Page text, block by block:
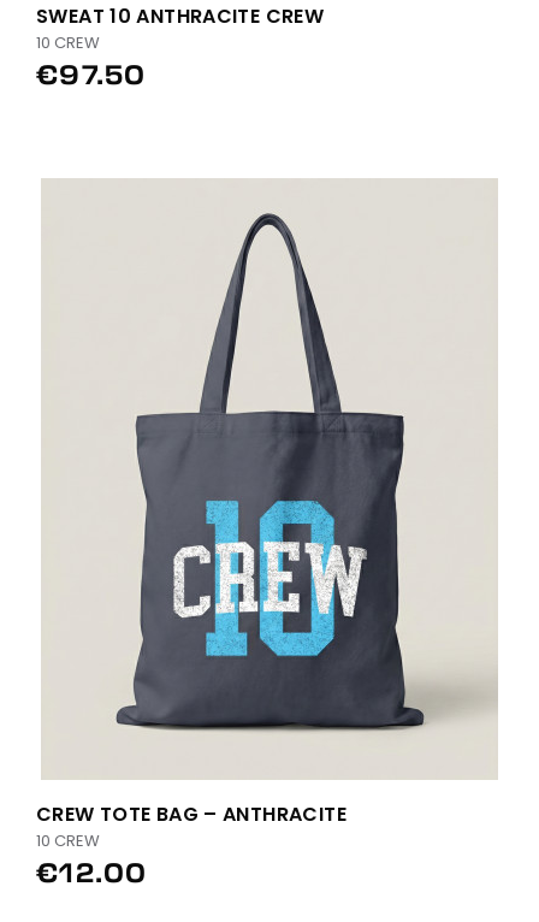
SWEAT 10 ANTHRACITE CREW
10 CREW
€97.50
CREW TOTE BAG – ANTHRACITE
10 CREW
€12.00